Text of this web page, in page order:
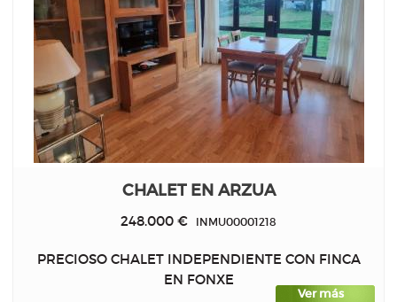
CHALET EN ARZUA
248.000 € INMU00001218
PRECIOSO CHALET INDEPENDIENTE CON FINCA
EN FONXE
Ver más